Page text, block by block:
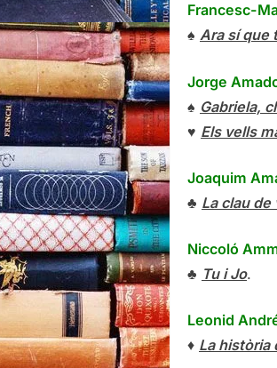
Francesc-
♠ Ara sí que
Jorge
♠ Gabriela,
♥ Els vells
Joaquim
♣ La clau de
Niccoló
♣ Tu i Jo.
Leonid
♦ La història